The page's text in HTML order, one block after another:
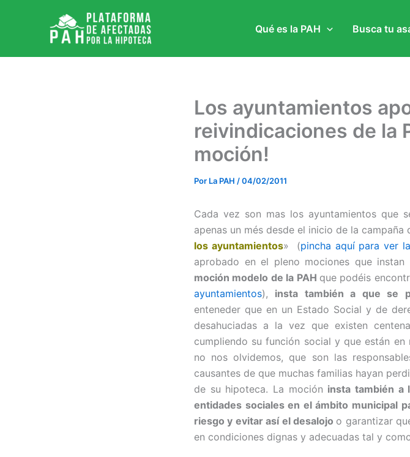
Qué es la PAH Busca tu
Los ayuntamientos
reivindicaciones de la
moción!
Por La PAH /04/02/2011
Cada vez son mas los ayuntamientos que
apenas un més desde el inicio de la
los ayuntamientos» (pincha aquí para ver
aprobado en el pleno mociones que
moción modelo de la PAH que podéis
ayuntamientos), insta también a que se
enteneder que en un Estado Social y de
desahuciadas a la vez que existen
cumpliendo su función social y que están
no nos olvidemos, que son las
causantes de que muchas familias hayan
de su hipoteca. La moción insta también a
entidades sociales en el ámbito municipal
riesgo y evitar así el desalojo o garantizar
en condiciones dignas y adecuadas tal y